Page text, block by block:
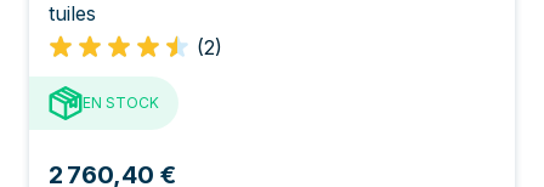
tuiles
(2)
EN STOCK
2 760,40 €